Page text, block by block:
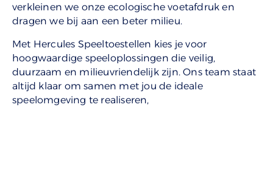
verkleinen we onze ecologische voetafdruk en
dragen we bij aan een beter milieu.
Met Hercules Speeltoestellen kies je voor
hoogwaardige speeloplossingen die veilig,
duurzaam en milieuvriendelijk zijn. Ons team staat
altijd klaar om samen met jou de ideale
speelomgeving te realiseren,